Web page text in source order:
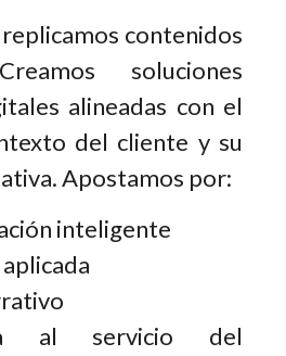
contenidos
soluciones
alineadas con el
del cliente y su
Apostamos por:
inteligente
al servicio del